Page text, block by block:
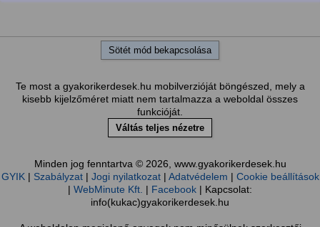
Sötét mód bekapcsolása
Te most a gyakorikerdesek.hu mobilverzióját böngészed, mely a
kisebb kijelzőméret miatt nem tartalmazza a weboldal összes
funkcióját.
Váltás teljes nézetre
Minden jog fenntartva © 2026, www.gyakorikerdesek.hu
GYIK| Szabályzat| Jogi nyilatkozat| Adatvédelem | Cookie beállítások
| WebMinute Kft. | Facebook | Kapcsolat:
info(kukac)gyakorikerdesek.hu